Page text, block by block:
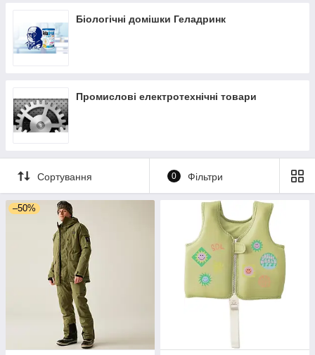
Біологічні домішки Геладринк
Промислові електротехнічні товари
Сортування 0 Фільтри
–50%